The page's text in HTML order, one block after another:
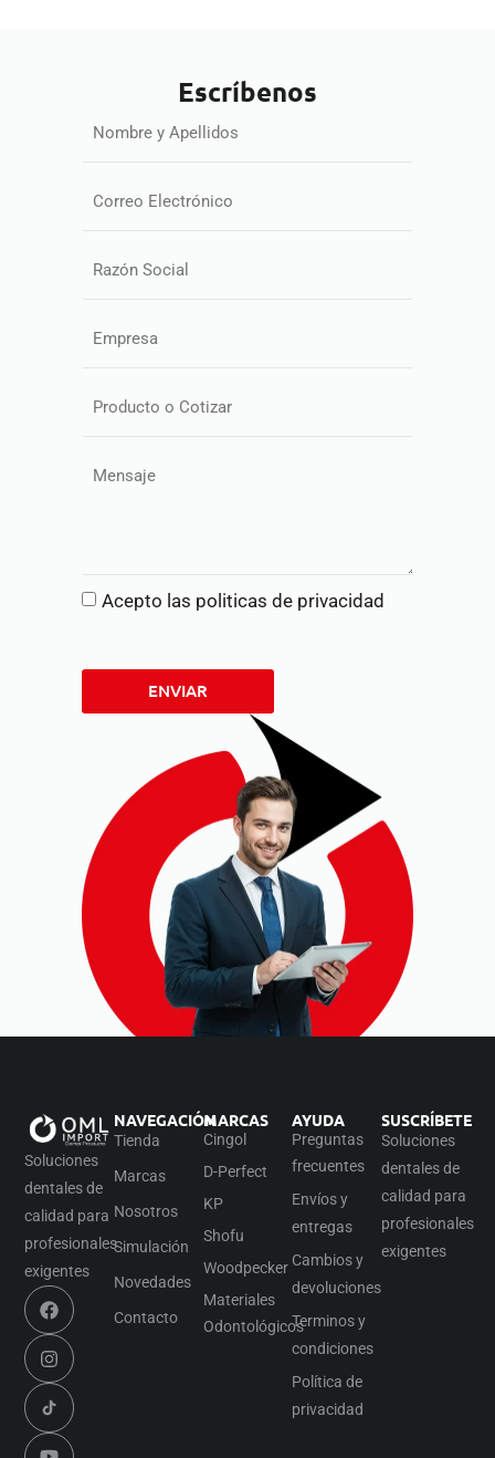
Escríbenos
Acepto las politicas de privacidad
ENVIAR
Soluciones
dentales de
calidad para
profesionales
exigentes
NAVEGACIÓN
Tienda
Marcas
Nosotros
Simulación
Novedades
Contacto
MARCAS
Cingol
D-Perfect
KP
Shofu
Woodpecker
Materiales
Odontológicos
AYUDA
Preguntas
frecuentes
Envíos y
entregas
Cambios y
devoluciones
Terminos y
condiciones
Política de
privacidad
SUSCRÍBETE
Soluciones
dentales de
calidad para
profesionales
exigentes